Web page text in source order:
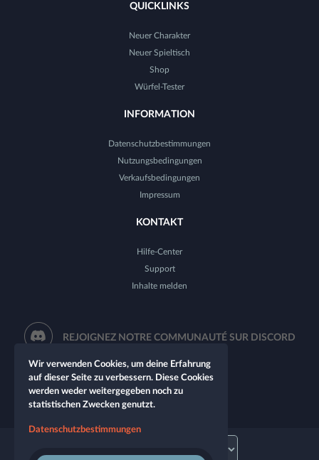
QUICKLINKS
Neuer Charakter
Neuer Spieltisch
Shop
Würfel-Tester
INFORMATION
Datenschutzbestimmungen
Nutzungsbedingungen
Verkaufsbedingungen
Impressum
KONTAKT
Hilfe-Center
Support
Inhalte melden
REJOIGNEZ NOTRE COMMUNAUTÉ SUR DISCORD
Wir verwenden Cookies, um deine Erfahrung
auf dieser Seite zu verbessern. Diese Cookies
werden weder weitergegeben noch zu
statistischen Zwecken genutzt.
Datenschutzbestimmungen